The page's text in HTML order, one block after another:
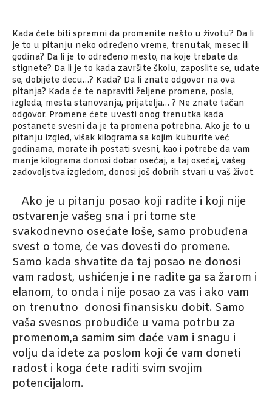
Kada ćete biti spremni da promenite nešto u životu? Da li
je to u pitanju neko određeno vreme, trenutak, mesec ili
godina? Da li je to određeno mesto, na koje trebate da
stignete? Da li je to kada završite školu, zaposlite se, udate
se, dobijete decu…? Kada? Da li znate odgovor na ova
pitanja? Kada će te napraviti željene promene, posla,
izgleda, mesta stanovanja, prijatelja… ? Ne znate tačan
odgovor. Promene ćete uvesti onog trenutka kada
postanete svesni da je ta promena potrebna. Ako je to u
pitanju izgled, višak kilograma sa kojim kuburite već
godinama, morate ih postati svesni, kao i potrebe da vam
manje kilograma donosi dobar osećaj, a taj osećaj, vašeg
zadovoljstva izgledom, donosi još dobrih stvari u vaš život.
Ako je u pitanju posao koji radite i koji nije
ostvarenje vašeg sna i pri tome ste
svakodnevno osećate loše, samo probuđena
svest o tome, će vas dovesti do promene.
Samo kada shvatite da taj posao ne donosi
vam radost, ushićenje i ne radite ga sa žarom i
elanom, to onda i nije posao za vas i ako vam
on trenutno donosi finansisku dobit. Samo
vaša svesnos probudiće u vama potrbu za
promenom,a samim sim daće vam i snagu i
volju da idete za poslom koji će vam doneti
radost i koga ćete raditi svim svojim
potencijalom.